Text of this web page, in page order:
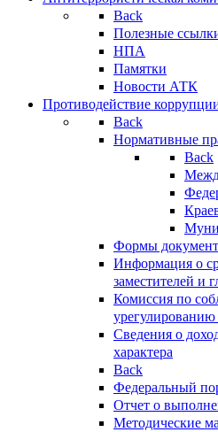
Back
Полезные
НПА
Памятки
Новости АТК
Противодействие
Back
Нормативные
Back
Формы
Информация о
заместителей
Комиссия по
урегулированию
Сведения о
характера
Back
Федеральный
Отчет о
Методические